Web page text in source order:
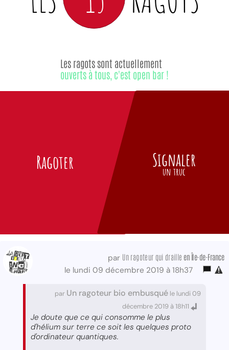
Ragoter
Les ragots sont actuellement
ouverts à tous, c'est open bar !
Signaler
un truc
par Un ragoteur qui draille en Île-de-France
le lundi 09 décembre 2019 à 18h37
par Un ragoteur bio embusqué le lundi 09
décembre 2019 à 18h11
Je doute que ce qui consomme le plus
d'hélium sur terre ce soit les quelques proto
d'ordinateur quantiques.